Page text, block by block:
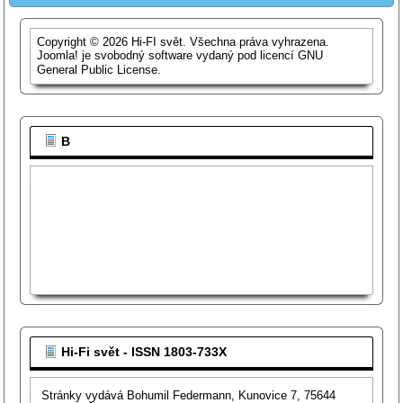
Copyright © 2026 Hi-FI svět. Všechna práva vyhrazena.
Joomla! je svobodný software vydaný pod licencíGNU
General Public License.
B
Hi-Fi svět - ISSN 1803-733X
Stránky vydává Bohumil Federmann, Kunovice 7, 75644